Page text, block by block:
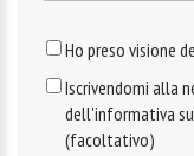
Ho preso visione
Iscrivendomi alla
dell'informativa
(facoltativo)